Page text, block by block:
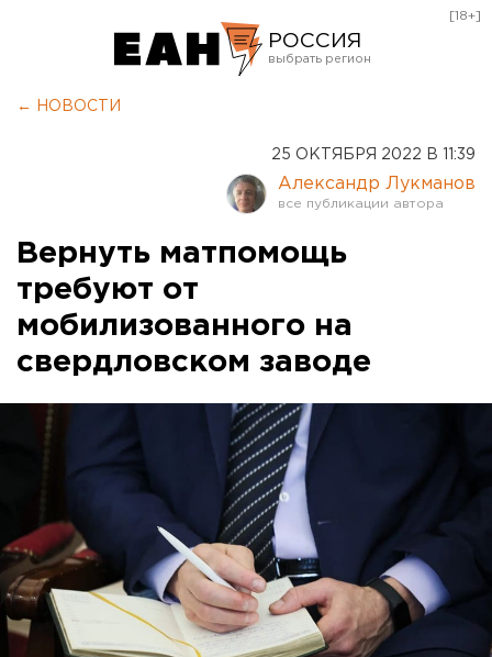
РОССИЯ
Оренбург
[18+]
← НОВОСТИ
25 ОКТЯБРЯ 2022 В 11:39
Александр Лукманов
Вернуть матпомощь
требуют от
мобилизованного на
свердловском заводе